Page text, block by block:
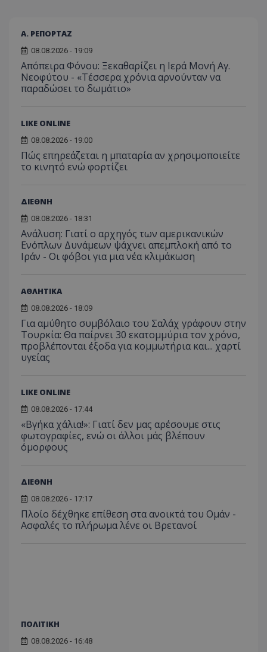
Α. ΡΕΠΟΡΤΑΖ
08.08.2026 - 19:09
Απόπειρα Φόνου: Ξεκαθαρίζει η Ιερά Μονή Αγ.
Νεοφύτου - «Τέσσερα χρόνια αρνούνταν να
παραδώσει το δωμάτιο»
LIKE ONLINE
08.08.2026 - 19:00
Πώς επηρεάζεται η μπαταρία αν χρησιμοποιείτε
το κινητό ενώ φορτίζει
ΔΙΕΘΝΗ
08.08.2026 - 18:31
Ανάλυση: Γιατί ο αρχηγός των αμερικανικών
Ενόπλων Δυνάμεων ψάχνει απεμπλοκή από το
Ιράν - Οι φόβοι για μια νέα κλιμάκωση
ΑΘΛΗΤΙΚΑ
08.08.2026 - 18:09
Για αμύθητο συμβόλαιο του Σαλάχ γράφουν στην
Τουρκία: Θα παίρνει 30 εκατομμύρια τον χρόνο,
προβλέπονται έξοδα για κομμωτήρια και... χαρτί
υγείας
LIKE ONLINE
08.08.2026 - 17:44
«Βγήκα χάλια!»: Γιατί δεν μας αρέσουμε στις
φωτογραφίες, ενώ οι άλλοι μάς βλέπουν
όμορφους
ΔΙΕΘΝΗ
08.08.2026 - 17:17
Πλοίο δέχθηκε επίθεση στα ανοικτά του Ομάν -
Ασφαλές το πλήρωμα λένε οι Βρετανοί
ΠΟΛΙΤΙΚΗ
08.08.2026 - 16:48